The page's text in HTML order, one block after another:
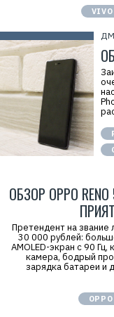
VIVO
ОБЗОР OPPO
Претендент на
30 000 рублей:
AMOLED-экран с 90 Гц,
камера, бодрый
зарядка батареи и
OPPO